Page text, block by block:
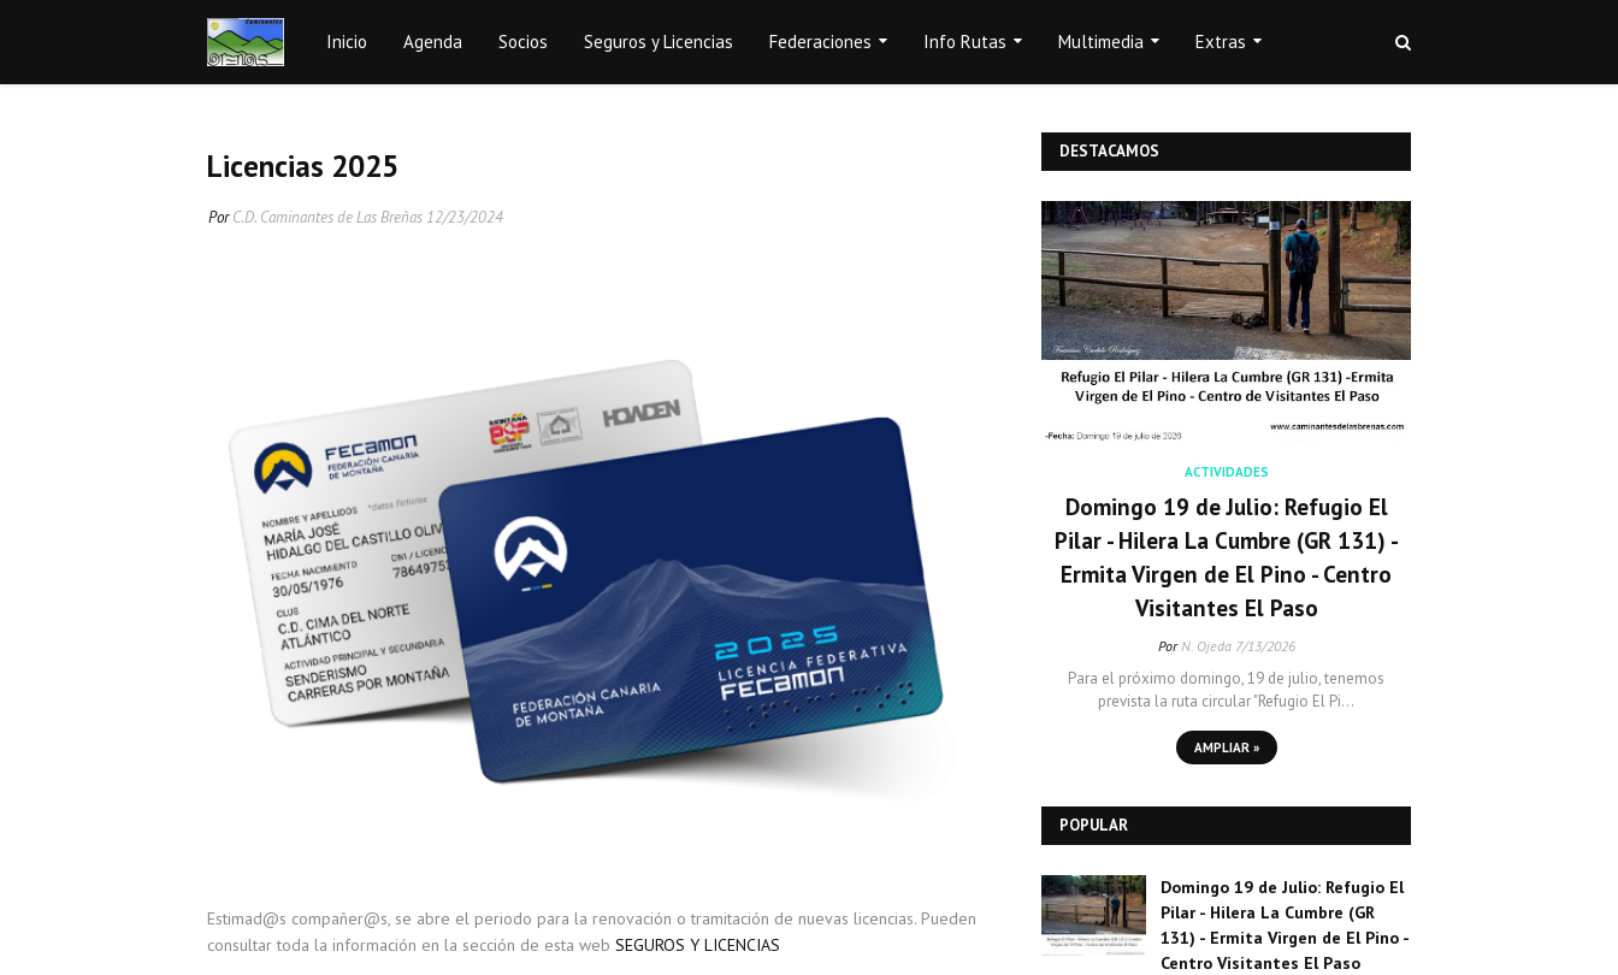
Inicio Agenda Socios Seguros y Licencias Federaciones Info Rutas Multimedia Extras
Licencias 2025
Por C.D. Caminantes de Las Breñas 12/23/2024
Estimad@s compañer@s, se abre el periodo para la renovación o tramitación de nuevas licencias. Pueden
consultar toda la información en la sección de esta web SEGUROS Y LICENCIAS
DESTACAMOS
ACTIVIDADES
Domingo 19 de Julio: Refugio El
Pilar - Hilera La Cumbre (GR 131) -
Ermita Virgen de El Pino - Centro
Visitantes El Paso
Por N. Ojeda 7/13/2026
Para el próximo domingo, 19 de julio, tenemos
prevista la ruta circular "Refugio El Pi…
AMPLIAR »
POPULAR
Domingo 19 de Julio: Refugio El
Pilar - Hilera La Cumbre (GR
131) - Ermita Virgen de El Pino -
Centro Visitantes El Paso